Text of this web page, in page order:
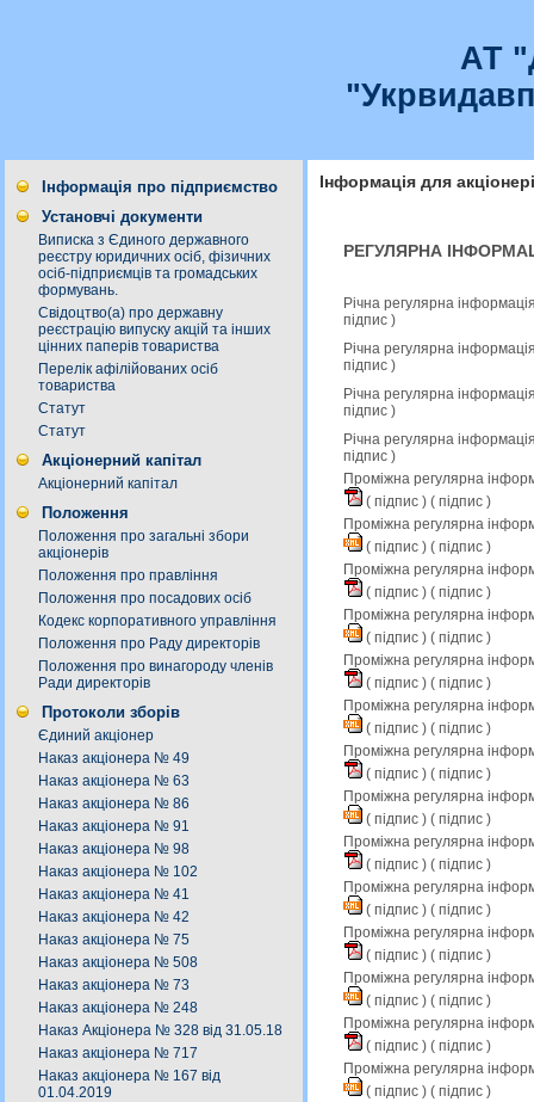
АТ
Інформація про підприємство
Установчі документи
Виписка з Єдиного державного
реєстру юридичних осіб, фізичних
осіб-підприємців та громадських
формувань.
Свідоцтво(а) про державну
реєстрацію випуску акцій та інших
цінних паперів товариства
Перелік афілійованих осіб
товариства
Статут
Статут
Акціонерний капітал
Акціонерний капітал
Положення
Положення про загальні збори
акціонерів
Положення про правління
Положення про посадових осіб
Кодекс корпоративного управління
Положення про Раду директорів
Положення про винагороду членів
Ради директорів
Протоколи зборів
Єдиний акціонер
Наказ акціонера № 49
Наказ акціонера № 63
Наказ акціонера № 86
Наказ акціонера № 91
Наказ акціонера № 98
Наказ акціонера № 102
Наказ акціонера № 41
Наказ акціонера № 42
Наказ акціонера № 75
Наказ акціонера № 508
Наказ акціонера № 73
Наказ акціонера № 248
Наказ Акціонера № 328 від 31.05.18
Наказ акціонера № 717
Наказ акціонера № 167 від
01.04.2019
Інформація для
РЕГУЛЯРНА
Річна регулярна
підпис )
Річна регулярна
підпис )
Річна регулярна
підпис )
Річна регулярна
підпис )
Проміжна регулярна
( підпис ) ( підпис )
Проміжна регулярна
( підпис ) ( підпис )
Проміжна регулярна
( підпис ) ( підпис )
Проміжна регулярна
( підпис ) ( підпис )
Проміжна регулярна
( підпис ) ( підпис )
Проміжна регулярна
( підпис ) ( підпис )
Проміжна регулярна
( підпис ) ( підпис )
Проміжна регулярна
( підпис ) ( підпис )
Проміжна регулярна
( підпис ) ( підпис )
Проміжна регулярна
( підпис ) ( підпис )
Проміжна регулярна
( підпис ) ( підпис )
Проміжна регулярна
( підпис ) ( підпис )
Проміжна регулярна
( підпис ) ( підпис )
Проміжна регулярна
( підпис ) ( підпис )